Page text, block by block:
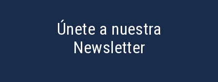
Únete a nuestra
Newsletter